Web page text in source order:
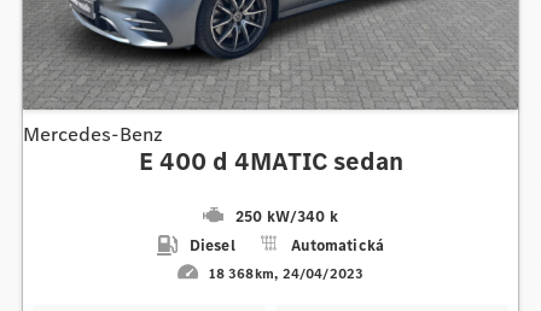
Mercedes-Benz
E 400 d 4MATIC sedan
250 kW/340 k
Diesel
Automatická
18 368km 24/04/2023